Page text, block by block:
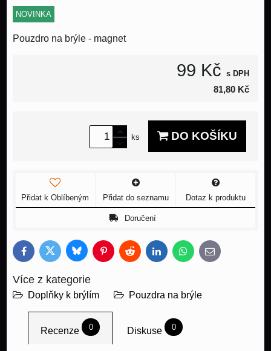
NOVINKA
Pouzdro na brýle - magnet
99 Kč s DPH
81,80 Kč
ks DO KOŠÍKU
Přidat k Oblíbeným Přidat do seznamu Dotaz k produktu
Doručení
FacebookTwitter BlueskyPinterestReddit LinkedInWhatsApp
E-
mail
Více z kategorie
Doplňky k brýlím Pouzdra na brýle
Recenze 0 Diskuse 0